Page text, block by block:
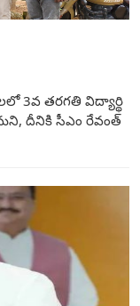
3వ తరగతి విద్యార్థి
దీనికి సీఎం రేవంత్